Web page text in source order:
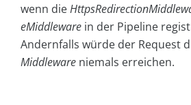
wenn die
eMiddleware in der Pipeline
Andernfalls würde der Request
Middleware niemals erreichen.